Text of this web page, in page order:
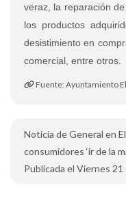
veraz, la reparación
los productos
desistimiento en
comercial, entre otros.
Fuente: Ayuntamiento
Noticia de General en
consumidores ‘ir de la
Publicada el Viernes